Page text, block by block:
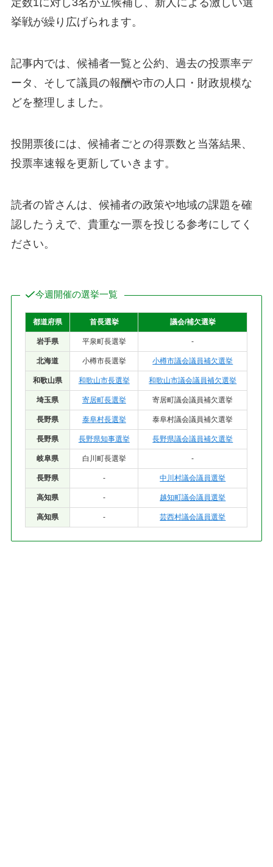
定数1に対し3名が立候補し、新人による激しい選
挙戦が繰り広げられます。
記事内では、候補者一覧と公約、過去の投票率デ
ータ、そして議員の報酬や市の人口・財政規模な
どを整理しました。
投開票後には、候補者ごとの得票数と当落結果、
投票率速報を更新していきます。
読者の皆さんは、候補者の政策や地域の課題を確
認したうえで、貴重な一票を投じる参考にしてく
ださい。
今週開催の選挙一覧
都道府県 首長選挙 議会/補欠選挙
岩手県 平泉町長選挙 -
北海道 小樽市長選挙 小樽市議会議員補欠選挙
和歌山県 和歌山市長選挙 和歌山市議会議員補欠選挙
埼玉県 寄居町長選挙 寄居町議会議員補欠選挙
長野県 泰阜村長選挙 泰阜村議会議員補欠選挙
長野県 長野県知事選挙 長野県議会議員補欠選挙
岐阜県 白川町長選挙 -
長野県 - 中川村議会議員選挙
高知県 - 越知町議会議員選挙
高知県 - 芸西村議会議員選挙